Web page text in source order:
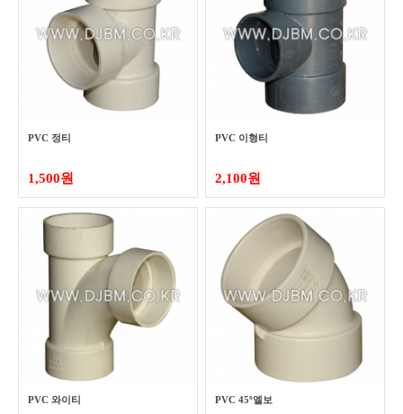
PVC 정티
1,500원
PVC 이형티
2,100원
PVC 와이티 PVC 45º엘보